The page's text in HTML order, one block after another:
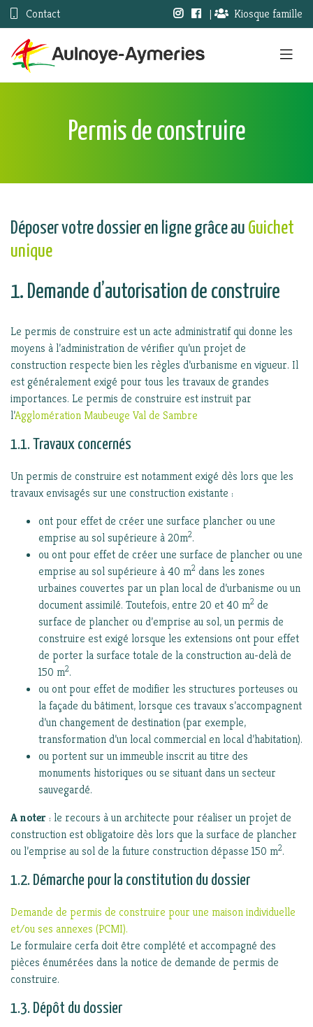
Contact | Kiosque famille
Permis de construire
Déposer votre dossier en ligne grâce au Guichet
unique
1. Demande d’autorisation de construire
Le permis de construire est un acte administratif qui donne les
moyens à l’administration de vérifier qu’un projet de
construction respecte bien les règles d’urbanisme en vigueur. Il
est généralement exigé pour tous les travaux de grandes
importances. Le permis de construire est instruit par
l’Agglomération Maubeuge Val de Sambre
1.1. Travaux concernés
Un permis de construire est notamment exigé dès lors que les
travaux envisagés sur une construction existante :
ont pour effet de créer une surface plancher ou une
emprise au sol supérieure à 20m2.
ou ont pour effet de créer une surface de plancher ou une
emprise au sol supérieure à 40 m2 dans les zones
urbaines couvertes par un plan local de d’urbanisme ou un
document assimilé. Toutefois, entre 20 et 40 m2 de
surface de plancher ou d’emprise au sol, un permis de
construire est exigé lorsque les extensions ont pour effet
de porter la surface totale de la construction au-delà de
150 m2.
ou ont pour effet de modifier les structures porteuses ou
la façade du bâtiment, lorsque ces travaux s’accompagnent
d’un changement de destination (par exemple,
transformation d’un local commercial en local d’habitation).
ou portent sur un immeuble inscrit au titre des
monuments historiques ou se situant dans un secteur
sauvegardé.
A noter : le recours à un architecte pour réaliser un projet de
construction est obligatoire dès lors que la surface de plancher
ou l’emprise au sol de la future construction dépasse 150 m2.
1.2. Démarche pour la constitution du dossier
Demande de permis de construire pour une maison individuelle
et/ou ses annexes (PCMI).
Le formulaire cerfa doit être complété et accompagné des
pièces énumérées dans la notice de demande de permis de
construire.
1.3. Dépôt du dossier